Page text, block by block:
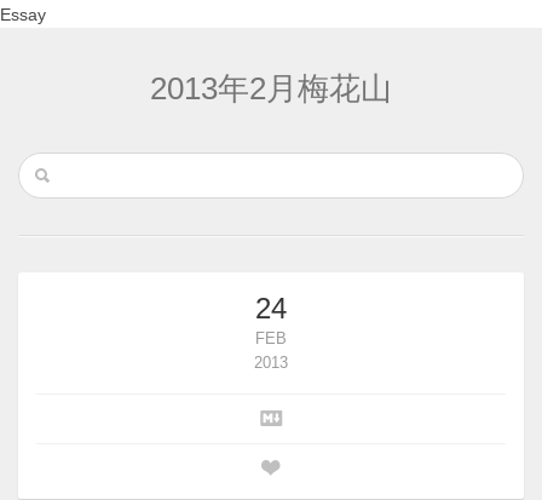
Essay
2013年2月梅花山
24
FEB
2013